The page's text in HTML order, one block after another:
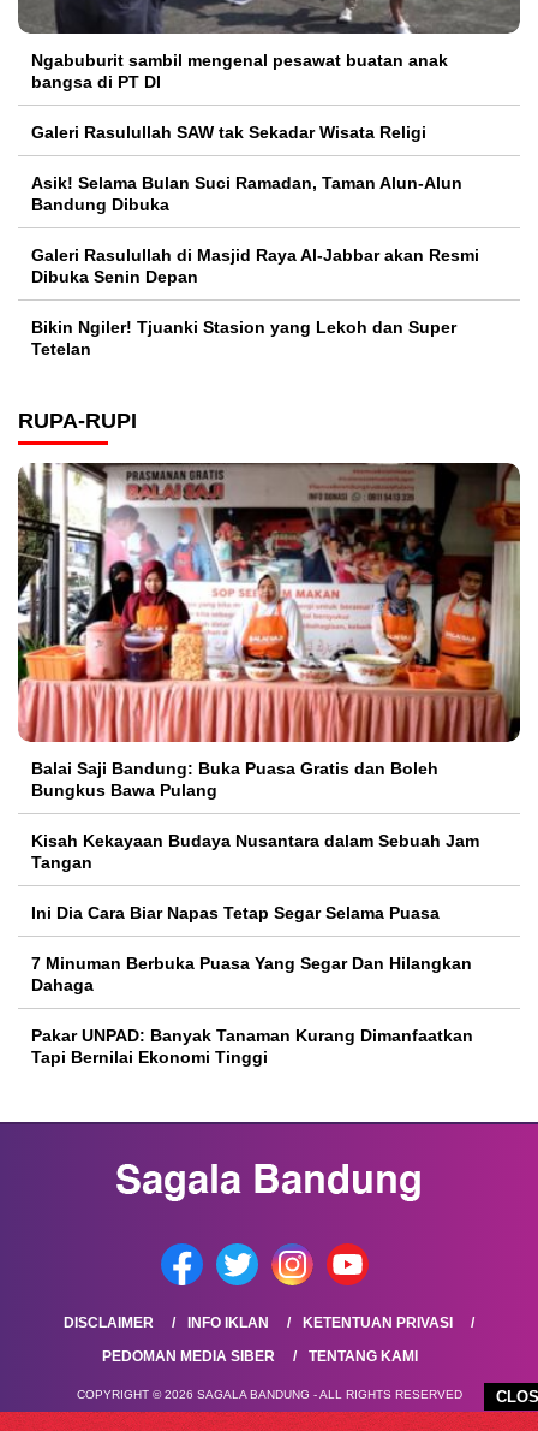
Ngabuburit sambil mengenal pesawat buatan anak
bangsa di PT DI
Galeri Rasulullah SAW tak Sekadar Wisata Religi
Asik! Selama Bulan Suci Ramadan, Taman Alun-Alun
Bandung Dibuka
Galeri Rasulullah di Masjid Raya Al-Jabbar akan Resmi
Dibuka Senin Depan
Bikin Ngiler! Tjuanki Stasion yang Lekoh dan Super
Tetelan
RUPA-RUPI
Balai Saji Bandung: Buka Puasa Gratis dan Boleh
Bungkus Bawa Pulang
Kisah Kekayaan Budaya Nusantara dalam Sebuah Jam
Tangan
Ini Dia Cara Biar Napas Tetap Segar Selama Puasa
7 Minuman Berbuka Puasa Yang Segar Dan Hilangkan
Dahaga
Pakar UNPAD: Banyak Tanaman Kurang Dimanfaatkan
Tapi Bernilai Ekonomi Tinggi
DISCLAIMER INFO IKLAN
KETENTUAN PRIVASI
PEDOMAN MEDIA SIBER
TENTANG KAMI
COPYRIGHT © 2026 SAGALA BANDUNG - ALL RIGHTS RESERVED